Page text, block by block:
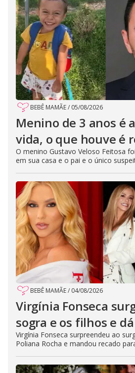
BEBÊ MAMÃE/ 05/08/2026
Menino de 3 anos é
vida, o que houve é
O menino Gustavo Veloso Feitosa
em sua casa e o pai e o único
BEBÊ MAMÃE/ 04/08/2026
Virgínia Fonseca
sogra e os filhos e
Virgínia Fonseca surpreendeu ao
Poliana Rocha e mandou recado